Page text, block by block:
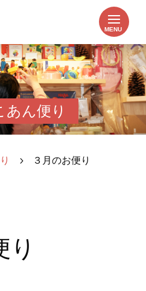
あん便り
5 ３月のお便り
り